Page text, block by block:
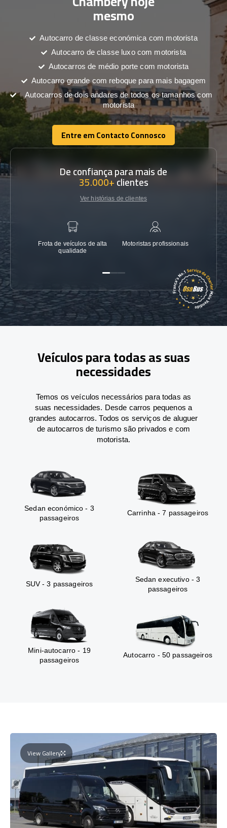
mesmo
Autocarro de classe económica com motorista
Autocarro de classe luxo com motorista
Autocarros de médio porte com motorista
Autocarro grande com reboque para mais bagagem
Autocarros de dois andares de todos os tamanhos com
motorista
Entre em Contacto Connosco
Entre em Contacto Connosco
De confiança para mais de
35.000+clientes
Ver histórias de clientes
Frota de veículos de alta
qualidade
Motoristas profissionais
Veículos para todas as suas
necessidades
Temos os veículos necessários para todas as
suas necessidades. Desde carros pequenos a
grandes autocarros. Todos os serviços de aluguer
de autocarros de turismo são privados e com
motorista.
Sedan económico - 3
passageiros
Carrinha - 7 passageiros
SUV - 3 passageiros
Sedan executivo - 3
passageiros
Mini-autocarro - 19
passageiros
Autocarro - 50 passageiros
View Gallery